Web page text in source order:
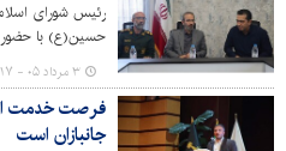
رئیس شورای
حسین(ع) با حضور
شهرداری کرج، از
کارکنان این
۳ مرداد ۰۵ - ۱۰:۱۷
فرصت خدمت
جانبازان است